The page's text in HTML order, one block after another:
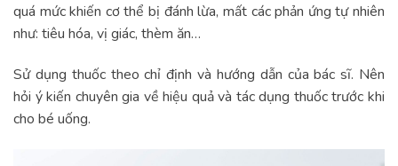
quá mức khiến cơ thể bị đánh lừa, mất các phản ứng tự nhiên
như: tiêu hóa, vị giác, thèm ăn…
Sử dụng thuốc theo chỉ định và hướng dẫn của bác sĩ. Nên
hỏi ý kiến chuyên gia về hiệu quả và tác dụng thuốc trước khi
cho bé uống.